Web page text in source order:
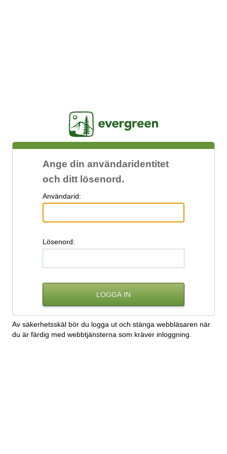
Ange din användaridentitet
och ditt lösenord.
Användarid:
Lösenord:
Av säkerhetsskäl bör du logga ut och stänga webbläsaren när
du är färdig med webbtjänsterna som kräver inloggning.